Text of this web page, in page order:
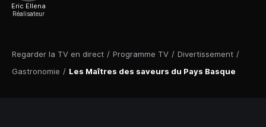
Regarder la TV en direct / Programme TV / Divertissement /
Gastronomie / Les Maîtres des saveurs du Pays Basque
Eric Ellena
Réalisateur